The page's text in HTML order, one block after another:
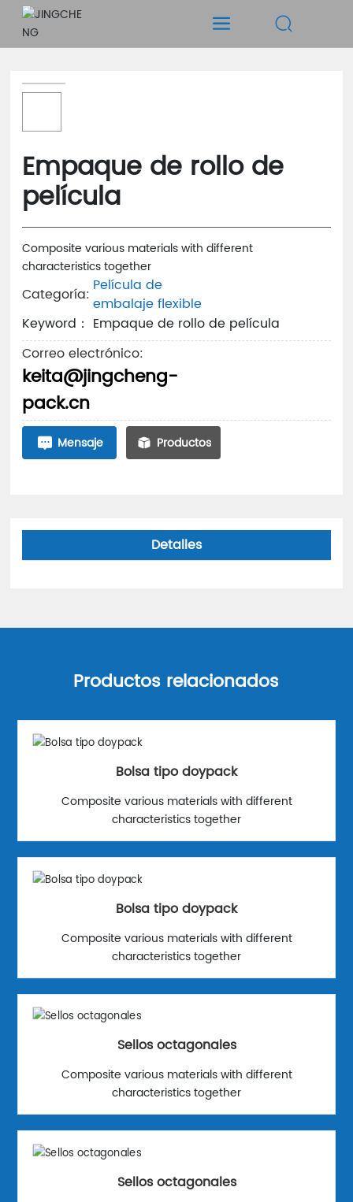
Empaque de rollo de
película
Composite various materials with different
characteristics together
Categoría: Película de
embalaje flexible
Keyword： Empaque de rollo de película
Correo electrónico:
keita@jingcheng-
pack.cn
Mensaje Productos
Detalles
Productos relacionados
Bolsa tipo doypack
Composite various materials with different
characteristics together
Bolsa tipo doypack
Composite various materials with different
characteristics together
Sellos octagonales
Composite various materials with different
characteristics together
Sellos octagonales